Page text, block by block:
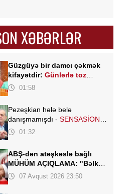
XƏBƏRLƏR
Güzgüyə bir damcı çəkmək
kifayətdir: Günlərlə toz
yığılmır
01:58
Pezeşkian hələ belə
danışmamışdı - SENSASİON
açıqlamalar verdi
01:32
ABŞ-dən atəşkəslə bağlı
MÜHÜM AÇIQLAMA: "Bəlkə
də elə bu gün"
07 Avqust 2026 23:50